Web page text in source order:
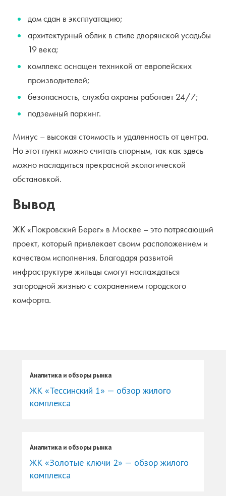
дом сдан в эксплуатацию;
архитектурный облик в стиле дворянской усадьбы
19 века;
комплекс оснащен техникой от европейских
производителей;
безопасность, служба охраны работает 24/7;
подземный паркинг.
Минус – высокая стоимость и удаленность от центра.
Но этот пункт можно считать спорным, так как здесь
можно насладиться прекрасной экологической
обстановкой.
Вывод
ЖК «Покровский Берег» в Москве – это потрясающий
проект, который привлекает своим расположением и
качеством исполнения. Благодаря развитой
инфраструктуре жильцы смогут наслаждаться
загородной жизнью с сохранением городского
комфорта.
Аналитика и обзоры рынка
ЖК «Тессинский 1» — обзор жилого
комплекса
Аналитика и обзоры рынка
ЖК «Золотые ключи 2» — обзор жилого
комплекса